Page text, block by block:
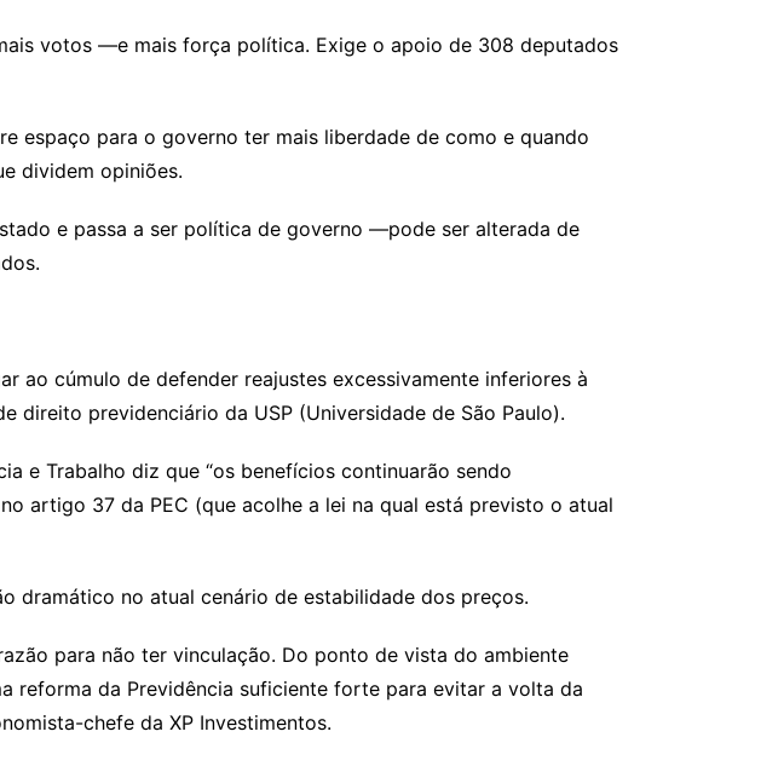
votos —e mais força política. Exige o apoio de 308 deputados
espaço para o governo ter mais liberdade de como e quando
dividem opiniões.
e passa a ser política de governo —pode ser alterada de
ao cúmulo de defender reajustes excessivamente inferiores à
direito previdenciário da USP (Universidade de São Paulo).
e Trabalho diz que “os benefícios continuarão sendo
artigo 37 da PEC (que acolhe a lei na qual está previsto o atual
dramático no atual cenário de estabilidade dos preços.
para não ter vinculação. Do ponto de vista do ambiente
reforma da Previdência suficiente forte para evitar a volta da
chefe da XP Investimentos.